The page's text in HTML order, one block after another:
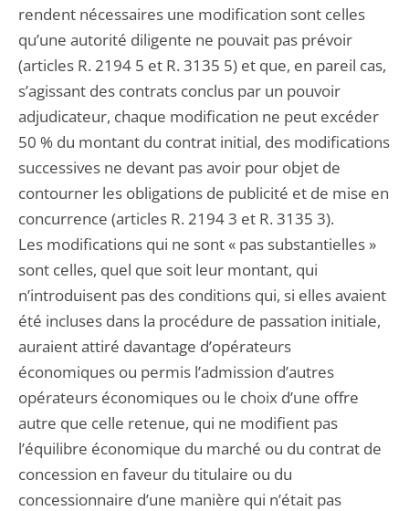
rendent nécessaires une modification sont celles
qu’une autorité diligente ne pouvait pas prévoir
(articles R. 2194 5 et R. 3135 5) et que, en pareil cas,
s’agissant des contrats conclus par un pouvoir
adjudicateur, chaque modification ne peut excéder
50 % du montant du contrat initial, des modifications
successives ne devant pas avoir pour objet de
contourner les obligations de publicité et de mise en
concurrence (articles R. 2194 3 et R. 3135 3).
Les modifications qui ne sont « pas substantielles »
sont celles, quel que soit leur montant, qui
n’introduisent pas des conditions qui, si elles avaient
été incluses dans la procédure de passation initiale,
auraient attiré davantage d’opérateurs
économiques ou permis l’admission d’autres
opérateurs économiques ou le choix d’une offre
autre que celle retenue, qui ne modifient pas
l’équilibre économique du marché ou du contrat de
concession en faveur du titulaire ou du
concessionnaire d’une manière qui n’était pas